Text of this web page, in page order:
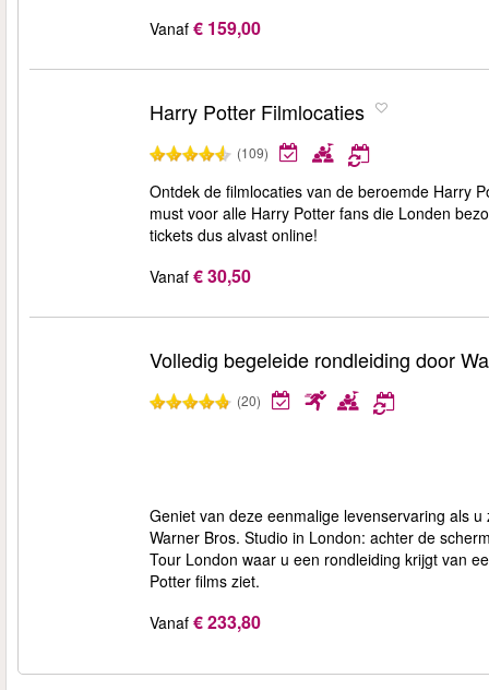
Vanaf € 159,00
Harry Potter Filmlocaties
(109)
Ontdek de filmlocaties van de beroemde Harry
must voor alle Harry Potter fans die Londen
tickets dus alvast online!
Vanaf € 30,50
Volledig begeleide rondleiding door
(20)
Geniet van deze eenmalige levenservaring als
Warner Bros. Studio in London: achter de
Tour London waar u een rondleiding krijgt van
Potter films ziet.
Vanaf € 233,80